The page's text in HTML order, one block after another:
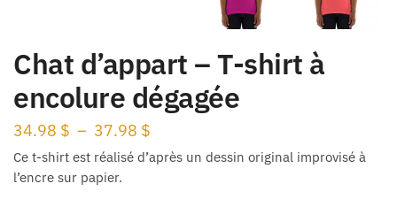
Chat d’appart – T-shirt à
encolure dégagée
34.98 $ – 37.98 $
de
Ce t-shirt est réalisé d’après un dessin original improvisé à
l’encre sur papier.